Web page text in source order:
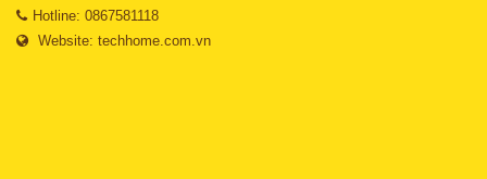
Hotline: 0867581118
Website: techhome.com.vn